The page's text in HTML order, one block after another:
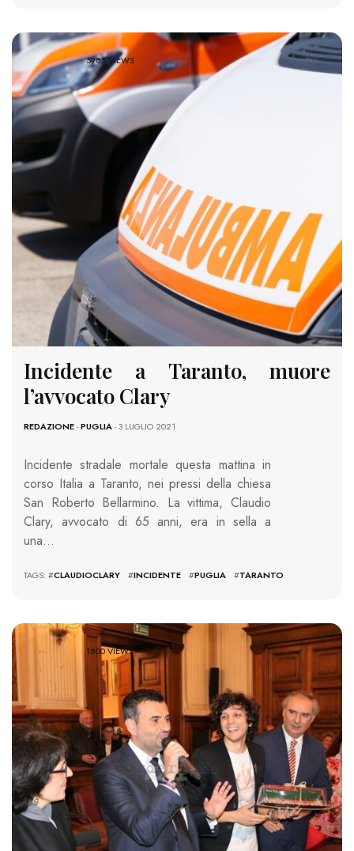
5985 VIEWS
Incidente a Taranto, muore
l’avvocato Clary
REDAZIONE-PUGLIA- 3 LUGLIO 2021
Incidente stradale mortale questa mattina in
corso Italia a Taranto, nei pressi della chiesa
San Roberto Bellarmino. La vittima, Claudio
Clary, avvocato di 65 anni, era in sella a
una…
TAGS: #CLAUDIOCLARY #INCIDENTE #PUGLIA #TARANTO
1800 VIEWS